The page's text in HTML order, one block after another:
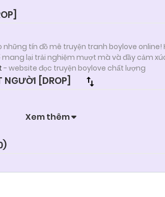
tín đồ mê truyện tranh boylove
lại trải nghiệm mượt mà và đầy cảm
- website đọc truyện boylove chất lượng
NGƯỜI [DROP]
Xem thêm
)